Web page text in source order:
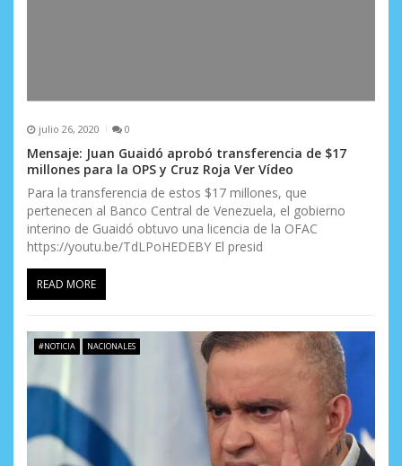
julio 26, 2020 0
Mensaje: Juan Guaidó aprobó transferencia de $17
millones para la OPS y Cruz Roja Ver Vídeo
Para la transferencia de estos $17 millones, que
pertenecen al Banco Central de Venezuela, el gobierno
interino de Guaidó obtuvo una licencia de la OFAC
https://youtu.be/TdLPoHEDEBY El presid
READ MORE
#NOTICIA NACIONALES